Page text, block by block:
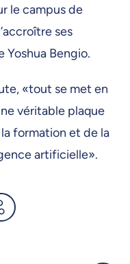
le campus de
ses
Yoshua Bengio.
«tout se met en
véritable plaque
formation et de la
artificielle».